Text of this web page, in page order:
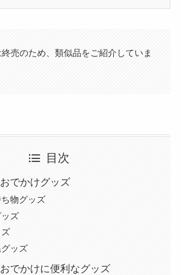
売のため、類似品をご紹介していま
目次
でかけグッズ
物グッズ
ズ
ッズ
でかけに便利なグッズ